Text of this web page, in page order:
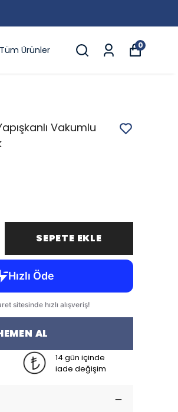
Tüm Ürünler 0
Vakumlu
SEPETE EKLE
AL
14 gün içinde
iade değişim